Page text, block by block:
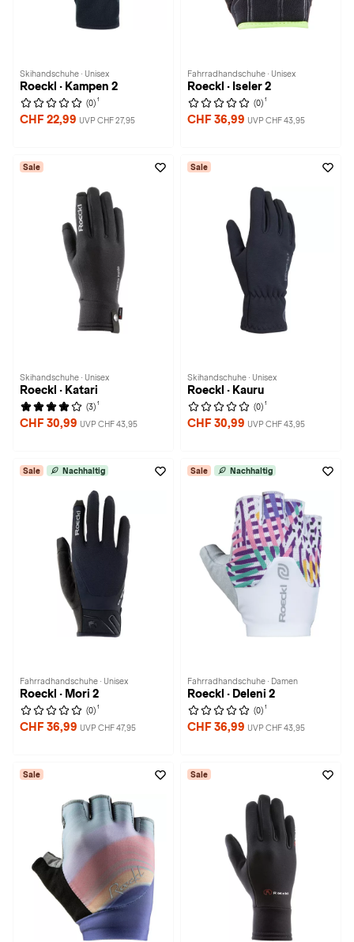
Skihandschuhe · Unisex
Roeckl · Kampen 2
(0) 1
CHF 22,99 UVP CHF 27,95
Fahrradhandschuhe · Unisex
Roeckl · Iseler 2
(0) 1
CHF 36,99 UVP CHF 43,95
Sale
Skihandschuhe · Unisex
Roeckl · Katari
(3) 1
CHF 30,99 UVP CHF 43,95
Sale
Skihandschuhe · Unisex
Roeckl · Kauru
(0) 1
CHF 30,99 UVP CHF 43,95
Sale Nachhaltig
Fahrradhandschuhe · Unisex
Roeckl · Mori 2
(0) 1
CHF 36,99 UVP CHF 47,95
Sale Nachhaltig
Fahrradhandschuhe · Damen
Roeckl · Deleni 2
(0) 1
CHF 36,99 UVP CHF 43,95
Sale Sale